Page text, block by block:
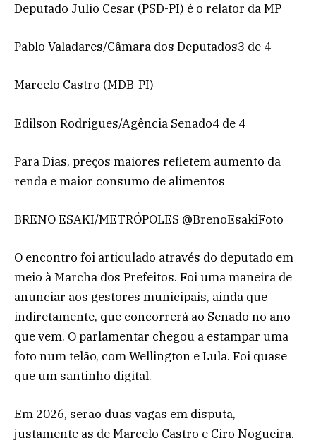
Deputado Julio Cesar (PSD-PI) é o relator da MP
Pablo Valadares/Câmara dos Deputados3 de 4
Marcelo Castro (MDB-PI)
Edilson Rodrigues/Agência Senado4 de 4
Para Dias, preços maiores refletem aumento da
renda e maior consumo de alimentos
BRENO ESAKI/METRÓPOLES @BrenoEsakiFoto
O encontro foi articulado através do deputado em
meio à Marcha dos Prefeitos. Foi uma maneira de
anunciar aos gestores municipais, ainda que
indiretamente, que concorrerá ao Senado no ano
que vem. O parlamentar chegou a estampar uma
foto num telão, com Wellington e Lula. Foi quase
que um santinho digital.
Em 2026, serão duas vagas em disputa,
justamente as de Marcelo Castro e Ciro Nogueira.